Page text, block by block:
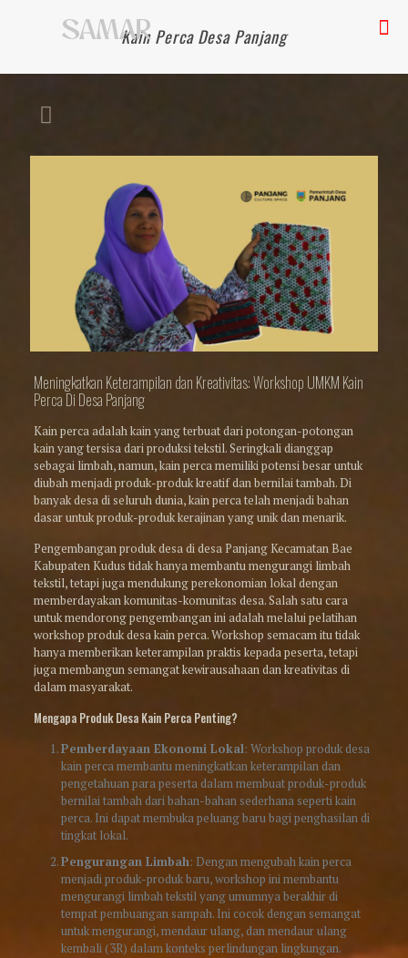
Kain Perca Desa Panjang
Meningkatkan Keterampilan dan Kreativitas: Workshop UMKM Kain
Perca Di Desa Panjang
Kain perca adalah kain yang terbuat dari potongan-potongan
kain yang tersisa dari produksi tekstil. Seringkali dianggap
sebagai limbah, namun, kain perca memiliki potensi besar untuk
diubah menjadi produk-produk kreatif dan bernilai tambah. Di
banyak desa di seluruh dunia, kain perca telah menjadi bahan
dasar untuk produk-produk kerajinan yang unik dan menarik.
Pengembangan produk desa di desa Panjang Kecamatan Bae
Kabupaten Kudus tidak hanya membantu mengurangi limbah
tekstil, tetapi juga mendukung perekonomian lokal dengan
memberdayakan komunitas-komunitas desa. Salah satu cara
untuk mendorong pengembangan ini adalah melalui pelatihan
workshop produk desa kain perca. Workshop semacam itu tidak
hanya memberikan keterampilan praktis kepada peserta, tetapi
juga membangun semangat kewirausahaan dan kreativitas di
dalam masyarakat.
Mengapa Produk Desa Kain Perca Penting?
Pemberdayaan Ekonomi Lokal: Workshop produk desa
kain perca membantu meningkatkan keterampilan dan
pengetahuan para peserta dalam membuat produk-produk
bernilai tambah dari bahan-bahan sederhana seperti kain
perca. Ini dapat membuka peluang baru bagi penghasilan di
tingkat lokal.
Pengurangan Limbah: Dengan mengubah kain perca
menjadi produk-produk baru, workshop ini membantu
mengurangi limbah tekstil yang umumnya berakhir di
tempat pembuangan sampah. Ini cocok dengan semangat
untuk mengurangi, mendaur ulang, dan mendaur ulang
kembali (3R) dalam konteks perlindungan lingkungan.